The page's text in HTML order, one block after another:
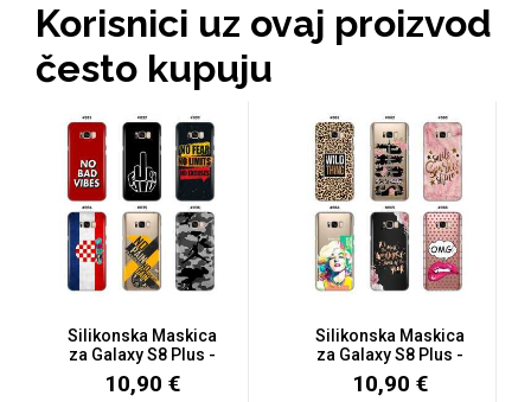
Korisnici uz ovaj proizvod
često kupuju
Silikonska Maskica
za Galaxy S8 Plus -
Šareni...
10,90 €
Silikonska Maskica
za Galaxy S8 Plus -
Šareni...
10,90 €
Svijet životinja Auto - Moto motivi
Mandale / Cvjetni motivi Citati & Stihovi